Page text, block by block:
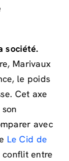
société.
Marivaux
le poids
Cet axe
avec
Le Cid de
conflit entre